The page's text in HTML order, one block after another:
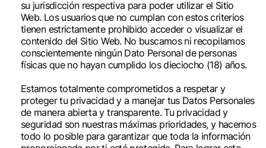
su jurisdicción respectiva para poder utilizar el Sitio
Web. Los usuarios que no cumplan con estos criterios
tienen estrictamente prohibido acceder o visualizar el
contenido del Sitio Web. No buscamos ni recopilamos
conscientemente ningún Dato Personal de personas
físicas que no hayan cumplido los dieciocho (18) años.
Estamos totalmente comprometidos a respetar y
proteger tu privacidad y a manejar tus Datos Personales
de manera abierta y transparente. Tu privacidad y
seguridad son nuestras máximas prioridades, y hacemos
todo lo posible para garantizar que toda la información